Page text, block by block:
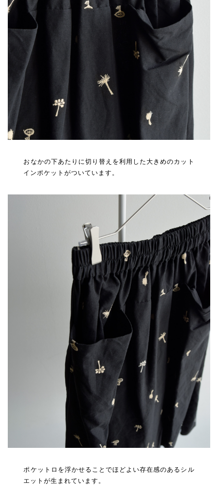
おなかの下あたりに切り替えを利用した大きめのカット
インポケットがついています。
ポケットロを浮かせることでほどよい存在感のあるシル
エットが生まれています。